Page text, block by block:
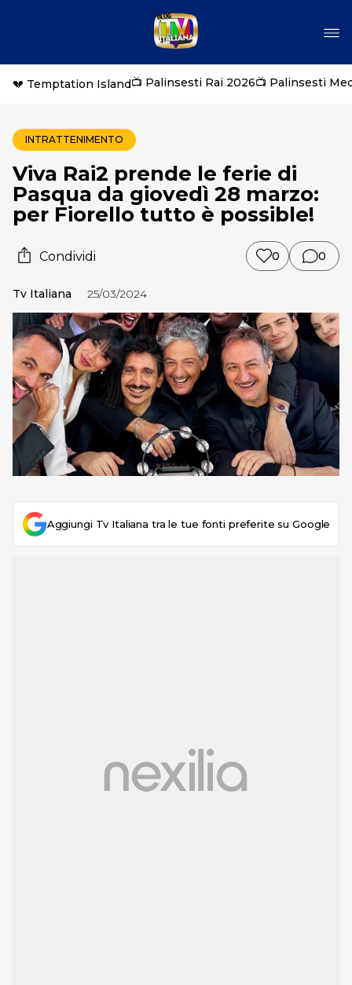
💔 Temptation Island📺 Palinsesti Rai 2026📺 Palinsesti
INTRATTENIMENTO
Viva Rai2 prende le ferie di
Pasqua da giovedì 28 marzo:
per Fiorello tutto è possible!
Condividi 0 0
Tv Italiana 25/03/2024
Aggiungi Tv Italiana tra le tue fonti preferite su Google